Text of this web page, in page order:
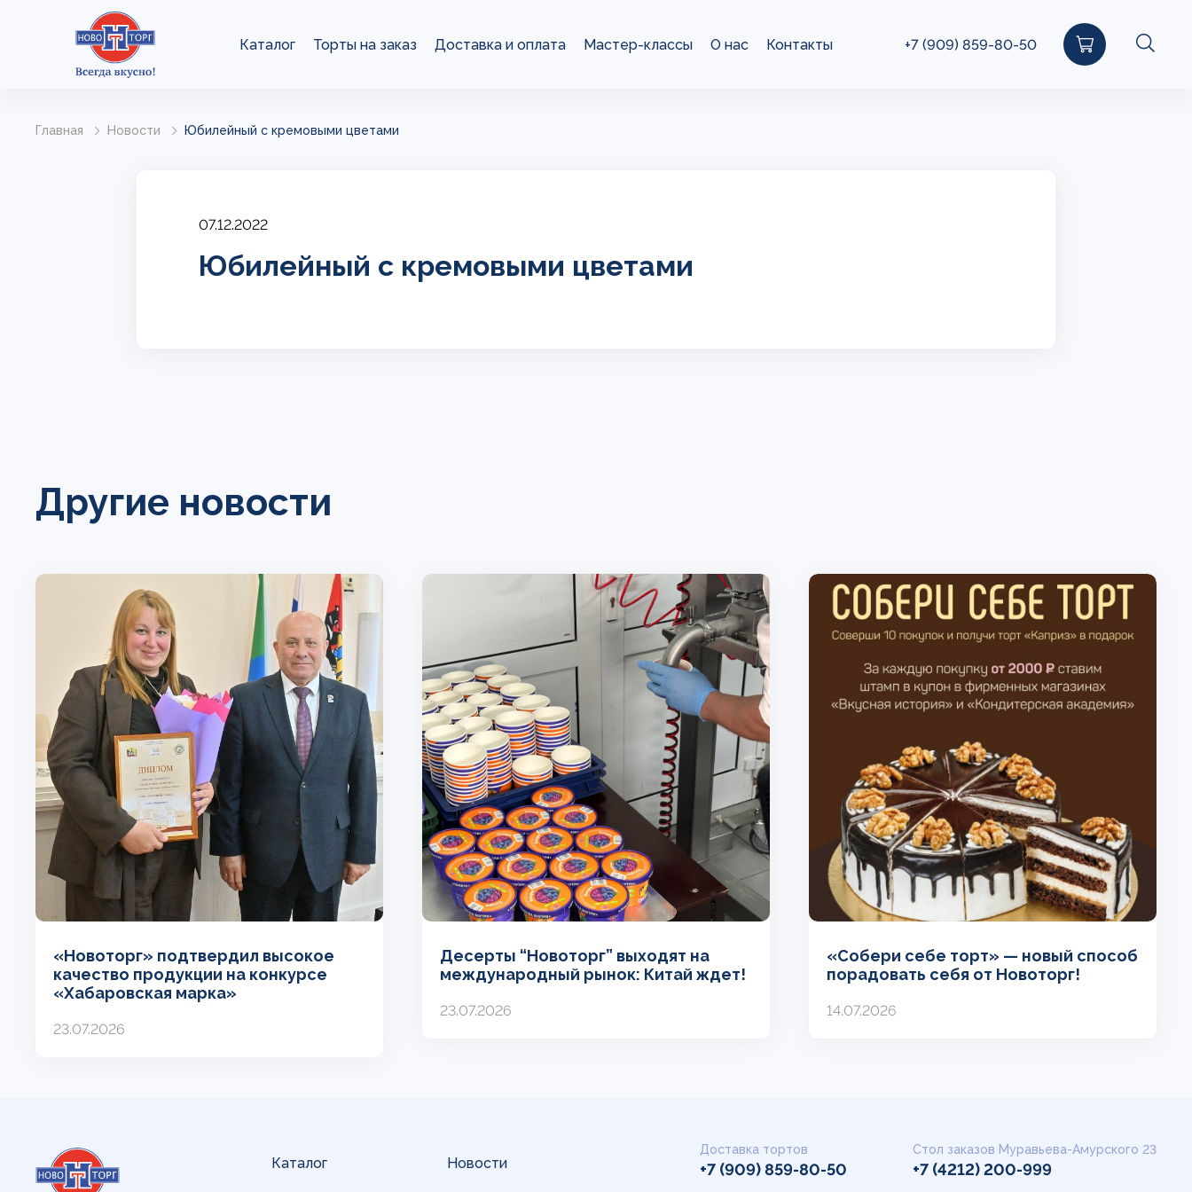
Каталог Торты на заказ Доставка и оплата Мастер-классы О нас Контакты +7 (909) 859-80-50
Главная Новости Юбилейный с кремовыми цветами
07.12.2022
Юбилейный с кремовыми цветами
Другие новости
«Новоторг» подтвердил высокое
качество продукции на конкурсе
«Хабаровская марка»
23.07.2026
Десерты “Новоторг” выходят на
международный рынок: Китай ждет!
23.07.2026
«Собери себе торт» — новый способ
порадовать себя от Новоторг!
14.07.2026
Каталог Новости
Доставка тортов
+7 (909) 859-80-50
Стол заказов Муравьева-Амурского 23
+7 (4212) 200-999